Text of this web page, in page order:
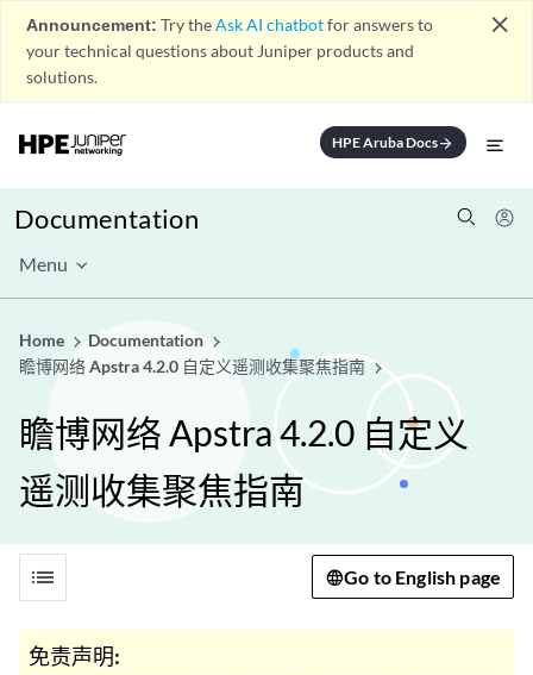
Announcement: Try theAsk AI chatbotfor answers to
your technical questions about Juniper products and
solutions.
close
HPE Aruba Docsarrow_forward
Documentation
Menu
Home
Documentation
瞻博网络 Apstra 4.2.0 自定义遥测收集聚焦指南
瞻博网络 Apstra 4.2.0 自定义
遥测收集聚焦指南
list Go to English page
免责声明: